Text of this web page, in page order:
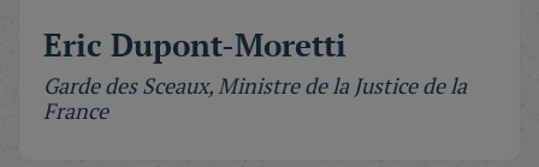
Eric Dupont-Moretti
Garde des Sceaux, Ministre de la Justice de la
France